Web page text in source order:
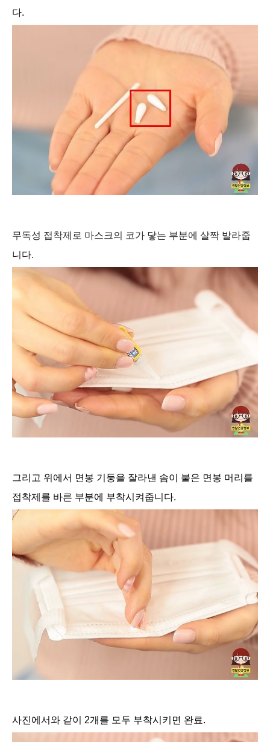
다.
무독성 접착제로 마스크의 코가 닿는 부분에 살짝 발라줍
니다.
그리고 위에서 면봉 기둥을 잘라낸 솜이 붙은 면봉 머리를
접착제를 바른 부분에 부착시켜줍니다.
사진에서와 같이 2개를 모두 부착시키면 완료.